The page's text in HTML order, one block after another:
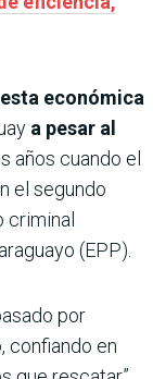
económica
a pesar al
años cuando el
el segundo
criminal
(EPP).
por
confiando en